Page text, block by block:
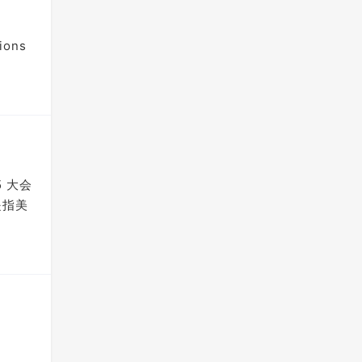
大会
美